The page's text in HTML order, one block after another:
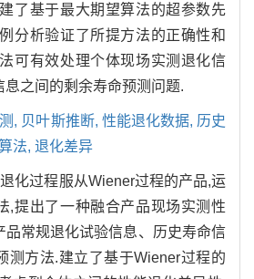
了基于最大期望算法的超参数先
分析验证了所提方法的正确性和
可有效处理个体现场实测退化信
之间的剩余寿命预测问题.
, 贝叶斯推断, 性能退化数据, 历史
法, 退化差异
化过程服从Wiener过程的产品,运
,提出了一种融合产品现场实测性
品常规退化试验信息、历史寿命信
测方法.建立了基于Wiener过程的